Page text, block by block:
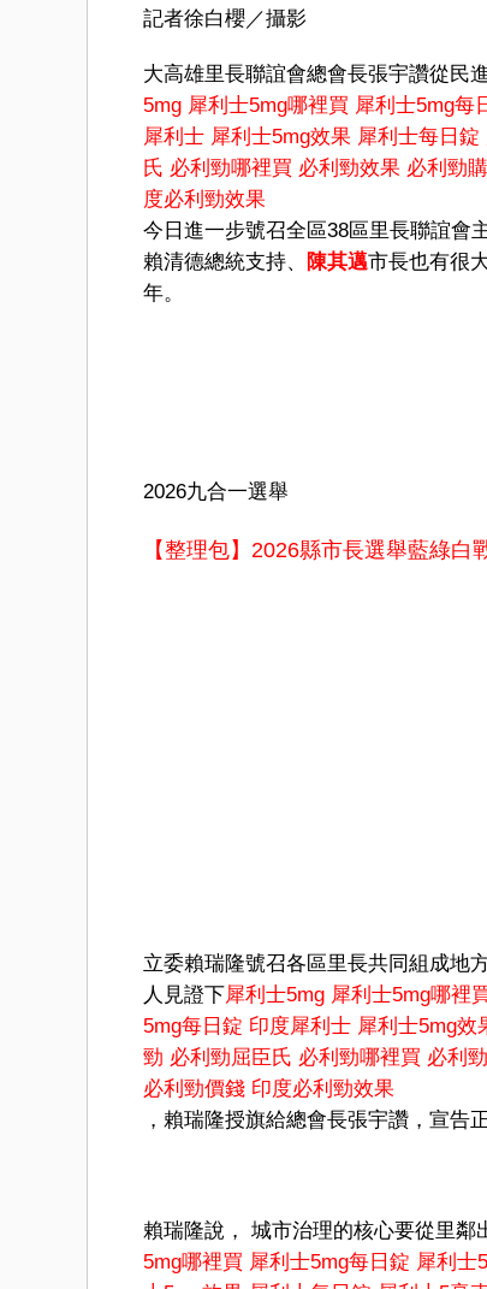
記者徐白櫻／攝影
大高雄里長聯誼會總會長張宇讚從民
5mg 犀利士5mg哪裡買 犀利士5mg每
犀利士 犀利士5mg效果 犀利士每日錠
氏 必利勁哪裡買 必利勁效果 必利勁
度必利勁效果
今日進一步號召全區38區里長聯誼會
賴清德總統支持、
陳其邁市長也有很
年。
2026九合一選舉
【整理包】2026縣市長選舉藍綠白
立委賴瑞隆號召各區里長共同組成地
人見證下犀利士5mg 犀利士5mg哪裡
5mg每日錠 印度犀利士 犀利士5mg效
勁 必利勁屈臣氏 必利勁哪裡買 必利
必利勁價錢 印度必利勁效果
，賴瑞隆授旗給總會長張宇讚，宣告
賴瑞隆說， 城市治理的核心要從里鄰
5mg哪裡買 犀利士5mg每日錠 犀利士